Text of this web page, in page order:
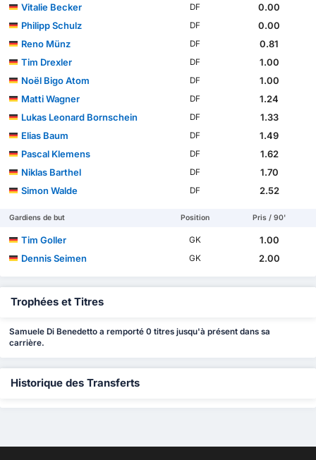
Vitalie Becker DF
0.00
Philipp Schulz
DF
0.00
Reno Münz
DF
0.81
Tim Drexler
DF
1.00
Noël Bigo Atom
DF
1.00
Matti Wagner
DF
1.24
Lukas Leonard Bornschein
DF
1.33
Elias Baum
DF
1.49
Pascal Klemens
DF
1.62
Niklas Barthel
DF
1.70
Simon Walde
DF 2.52
Gardiens de but Position Pris / 90'
Tim Goller GK
1.00
Dennis Seimen
GK 2.00
Trophées et Titres
Samuele Di Benedetto a remporté 0 titres jusqu'à présent dans sa
carrière.
Historique des Transferts